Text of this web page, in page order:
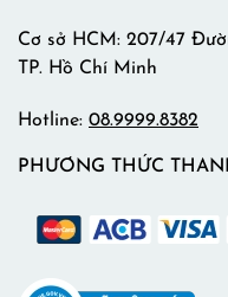
Cơ sở HCM: 207/47
TP. Hồ Chí Minh
Hotline: 08.9999.8382
PHƯƠNG THỨC